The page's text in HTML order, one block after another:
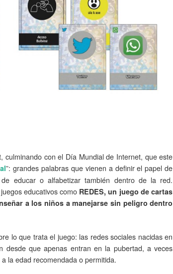
con el Día Mundial de Internet, que este
”: grandes palabras que vienen a definir el papel de
educar o alfabetizar también dentro de la red.
educativos como REDES, un juego de cartas
a los niños a manejarse sin peligro dentro
lo que trata el juego: las redes sociales nacidas en
desde que apenas entran en la pubertad, a veces
la edad recomendada o permitida.